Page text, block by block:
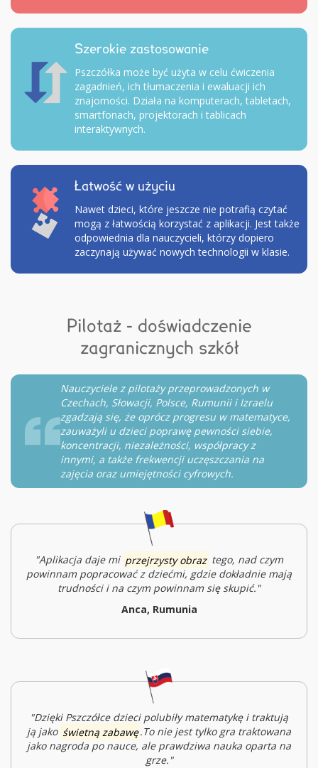
Szerokie zastosowanie
Pszczółka może być użyta w celu ćwiczenia
zagadnień, ich tłumaczenia i ewaluacji ich
znajomości. Działa na komputerach, tabletach,
smartfonach, projektorach i tablicach
interaktywnych.
Łatwość w użyciu
Nawet dzieci, które jeszcze nie potrafią czytać
mogą z łatwością korzystać z aplikacji. Jest także
odpowiednia dla nauczycieli, którzy dopiero
zaczynają używać nowych technologii w klasie.
Pilotaż - doświadczenie
zagranicznych szkół
Nauczyciele z pilotaży przeprowadzonych w
Czechach, Słowacji, Polsce, Rumunii i Izraelu
zgadzają się, że oprócz progresu w matematyce,
zauważyli u dzieci poprawę pewności siebie,
koncentracji, niezależności, współpracy z
innymi, a także frekwencji uczęszczania na
zajęcia oraz umiejętności cyfrowych.
"Aplikacja daje mi przejrzysty obraz tego, nad czym
powinnam popracować z dziećmi, gdzie dokładnie mają
trudności i na czym powinnam się skupić."
Anca, Rumunia
"Dzięki Pszczółce dzieci polubiły matematykę i traktują
ją jako świetną zabawę.To nie jest tylko gra traktowana
jako nagroda po nauce, ale prawdziwa nauka oparta na
grze. "